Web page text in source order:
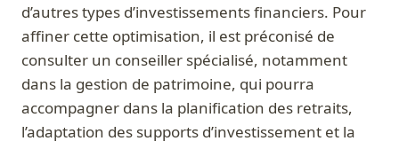
d’autres types d’investissements financiers. Pour
affiner cette optimisation, il est préconisé de
consulter un conseiller spécialisé, notamment
dans la gestion de patrimoine, qui pourra
accompagner dans la planification des retraits,
l’adaptation des supports d’investissement et la